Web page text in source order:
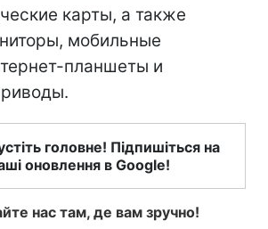
карты, а также
мобильные
планшеты и
головне! Підпишіться на
оновлення в Google!
нас там, де вам зручно!